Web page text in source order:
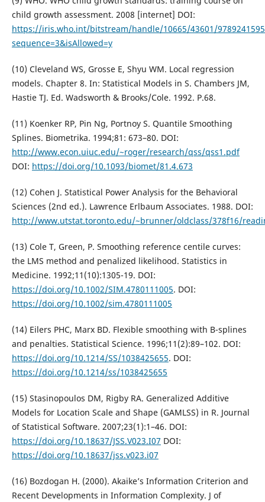
child growth assessment. 2008 [internet] DOI:
https://iris.who.int/bitstream/handle/10665/43601/
sequence=3&isAllowed=y
(10) Cleveland WS, Grosse E, Shyu WM. Local regression
models. Chapter 8. In: Statistical Models in S. Chambers JM,
Hastie TJ. Ed. Wadsworth & Brooks/Cole. 1992. P.68.
(11) Koenker RP, Pin Ng, Portnoy S. Quantile Smoothing
Splines. Biometrika. 1994;81: 673–80. DOI:
http://www.econ.uiuc.edu/~roger/research/qss/qss1.pdf
DOI: https://doi.org/10.1093/biomet/81.4.673
(12) Cohen J. Statistical Power Analysis for the Behavioral
Sciences (2nd ed.). Lawrence Erlbaum Associates. 1988. DOI:
http://www.utstat.toronto.edu/~brunner/oldclass/378f16/
(13) Cole T, Green, P. Smoothing reference centile curves:
the LMS method and penalized likelihood. Statistics in
Medicine. 1992;11(10):1305-19. DOI:
https://doi.org/10.1002/SIM.4780111005. DOI:
https://doi.org/10.1002/sim.4780111005
(14) Eilers PHC, Marx BD. Flexible smoothing with B-splines
and penalties. Statistical Science. 1996;11(2):89–102. DOI:
https://doi.org/10.1214/SS/1038425655. DOI:
https://doi.org/10.1214/ss/1038425655
(15) Stasinopoulos DM, Rigby RA. Generalized Additive
Models for Location Scale and Shape (GAMLSS) in R. Journal
of Statistical Software. 2007;23(1):1–46. DOI:
https://doi.org/10.18637/JSS.V023.I07 DOI:
https://doi.org/10.18637/jss.v023.i07
(16) Bozdogan H. (2000). Akaike’s Information Criterion and
Recent Developments in Information Complexity. J of